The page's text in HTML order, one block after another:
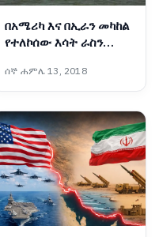
በአሜሪካ እና በኢራን መካከል
የተለኮሰው እሳት ራስን
ዓለም አቀፍ ተቋማት ጠየቁ
ሰኞ ሐምሌ 13, 2018